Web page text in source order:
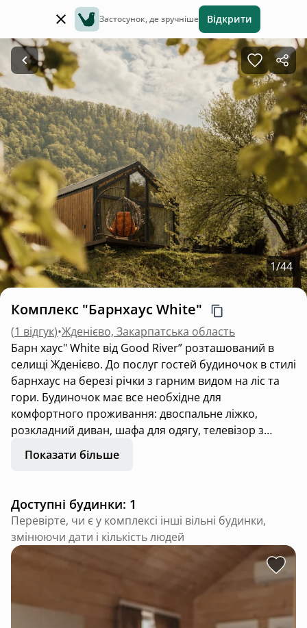
Застосунок, де зручніше Відкрити
1/44
Комплекс "Барнхаус White"
(1 відгук)•Жденієво, Закарпатська область
Барн хаус" White від Good River” розташований в
селищі Жденієво. До послуг гостей будиночок в стилі
барнхаус на березі річки з гарним видом на ліс та
гори. Будиночок має все необхідне для
комфортного проживання: двоспальне ліжко,
розкладний диван, шафа для одягу, телевізор з
плоским екраном, доступ до мережі Wi-Fi,
кондиціонер. Котедж має особисту кухню, яка
поверхнею, мікрохвильовкою, кавомашиною,
чайником, холодильником, посудом та столовими
приборами. Є чай, цукор, оливкова олія, кава, спеції.
В ванній кімнаті є фен, рушники, косметичні
приладдя, халати, капці. З будиночку вихід на
особисту терасу з видом на річку та гори. На терасі є
гойдалка, стіл з стільцями. Можливе розміщення з
тваринами за попереднім запитом та додаткову
Показати більше
Доступні будинки: 1
Перевірте, чи є у комплексі інші вільні будинки,
змінюючи дати і кількість людей